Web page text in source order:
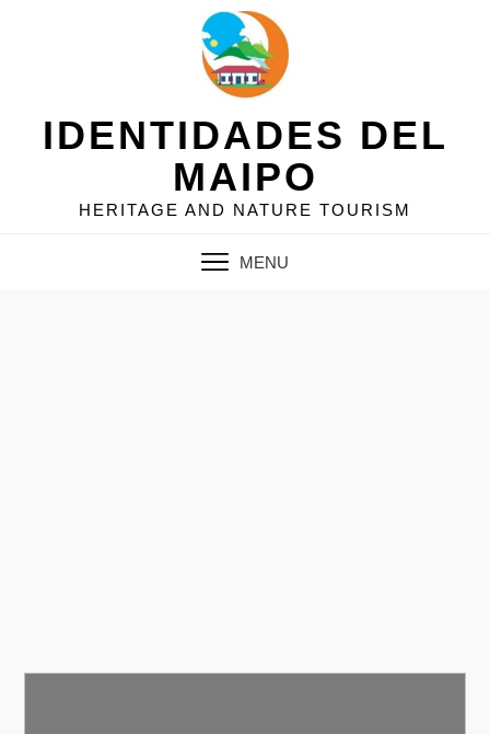
IDENTIDADES DEL
MAIPO
HERITAGE AND NATURE TOURISM
MENU